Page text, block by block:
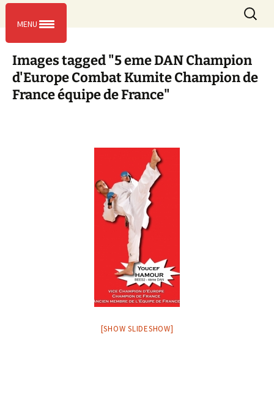
L’entente sportive de Massy
Aller
au
Images tagged "5 eme DAN Champion
d'Europe Combat Kumite Champion de
France équipe de France"
[SHOW SLIDESHOW]
MENU